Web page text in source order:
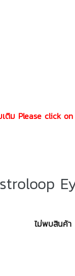
เติม Please click
ไม่พบสินค้า